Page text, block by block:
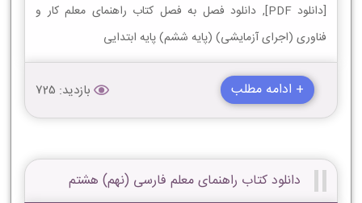
[دانلود PDF], دانلود فصل به فصل کتاب راهنمای معلم کار و
فناوری (اجرای آزمایشی) (پایه ششم) پایه ابتدایی
+ ادامه مطلب بازدید: 725
دانلود کتاب راهنمای معلم فارسی (نهم) هشتم